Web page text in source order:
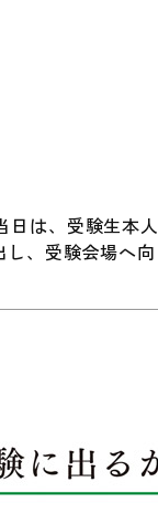
日は、受験生本人
、受験会場へ向